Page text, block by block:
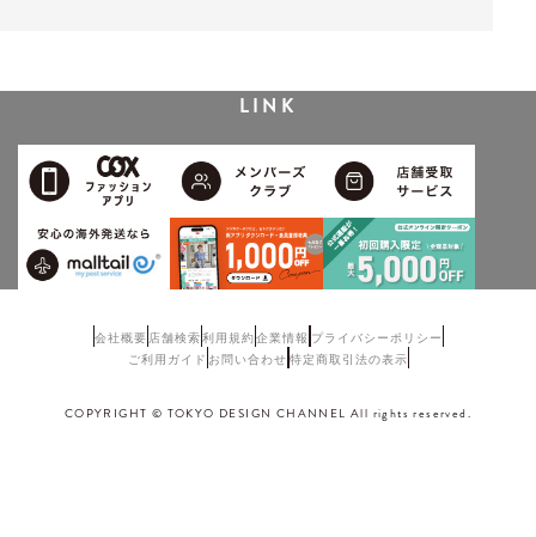
LINK
会社概要 店舗検索利用規約企業情報 プライバシーポリシー
ご利用ガイド お問い合わせ 特定商取引法の表示
COPYRIGHT © TOKYO DESIGN CHANNEL All rights reserved.